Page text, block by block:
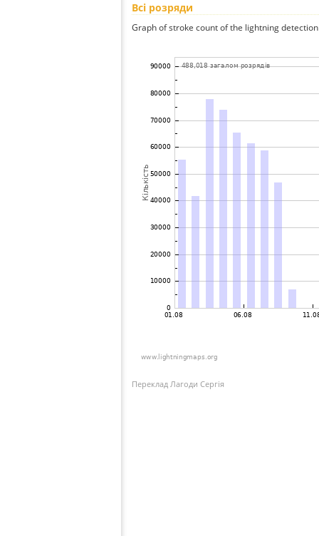
Всі розряди
Graph of stroke count of the lightning
Переклад Лагоди Сергія